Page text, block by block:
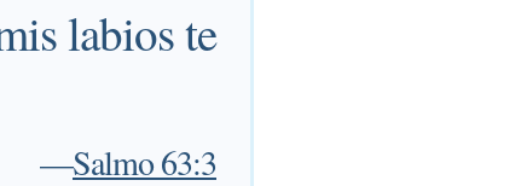
labios te
—Salmo 63:3